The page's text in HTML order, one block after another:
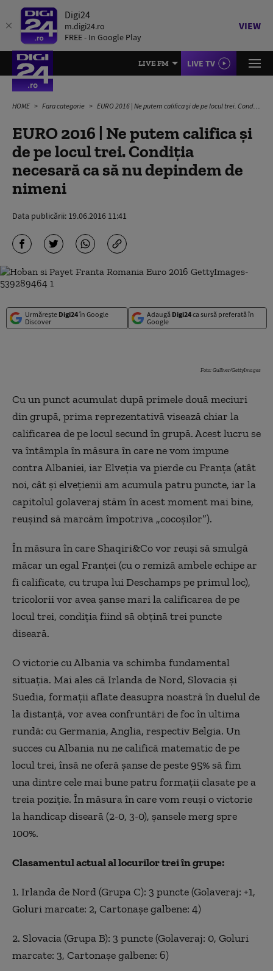
Digi24
m.digi24.ro
FREE - In Google Play
VIEW
LIVE FM LIVE TV
HOME Fara categorie EURO 2016 | Ne putem califica și de pe locul trei. Condiția necesară ca să nu depindem de nimeni
EURO 2016 | Ne putem califica și
de pe locul trei. Condiția
necesară ca să nu depindem de
nimeni
Data publicării: 19.06.2016 11:41
Urmărește Digi24în Google
Discover
Adaugă Digi24ca sursă preferată în
Google
Foto: Gulliver/GettyImages
Cu un punct acumulat după primele două meciuri
din grupă, prima reprezentativă visează chiar la
calificarea de pe locul secund în grupă. Acest lucru se
va întâmpla în măsura în care ne vom impune
contra Albaniei, iar Elveţia va pierde cu Franţa (atât
noi, cât şi elveţienii am acumula patru puncte, iar la
capitolul golaveraj stăm în acest moment mai bine,
reuşind să marcăm împotriva „cocoşilor”).
În măsura în care Shaqiri&Co vor reuşi să smulgă
măcar un egal Franţei (cu o remiză ambele echipe ar
fi calificate, cu trupa lui Deschamps pe primul loc),
tricolorii vor avea şanse mari la calificarea de pe
locul trei, condiţia fiind să obţină trei puncte
diseară.
O victorie cu Albania va schimba fundamental
situaţia. Mai ales că Irlanda de Nord, Slovacia şi
Suedia, formaţii aflate deasupra noastră în duelul de
la distanţă, vor avea confruntări de foc în ultima
rundă: cu Germania, Anglia, respectiv Belgia. Un
succes cu Albania nu ne califică matematic de pe
locul trei, însă ne oferă şanse de peste 95% să fim
una dintre cele mai bune patru formaţii clasate pe a
treia poziţie. În măsura în care vom reuşi o victorie
la handicap diseară (2-0, 3-0), şansele merg spre
100%.
Clasamentul actual al locurilor trei în grupe:
1. Irlanda de Nord (Grupa C): 3 puncte (Golaveraj: +1,
Goluri marcate: 2, Cartonaşe galbene: 4)
2. Slovacia (Grupa B): 3 puncte (Golaveraj: 0, Goluri
marcate: 3, Cartonaşe galbene: 6)